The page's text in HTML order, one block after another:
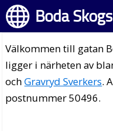
Boda
Välkommen till gatan
ligger i närheten av
ochGravryd Sverkers.
postnummer 50496.